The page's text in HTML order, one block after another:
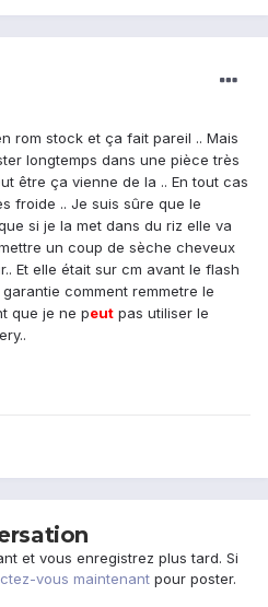
rom stock et ça fait pareil .. Mais
longtemps dans une pièce très
être ça vienne de la .. En tout cas
froide .. Je suis sûre que le
si je la met dans du riz elle va
un coup de sèche cheveux
Et elle était sur cm avant le flash
comment remmetre le
que je ne peut pas utiliser le
et vous enregistrez plus tard. Si
vous maintenant pour poster.